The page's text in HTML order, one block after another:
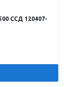
ССД 120407-